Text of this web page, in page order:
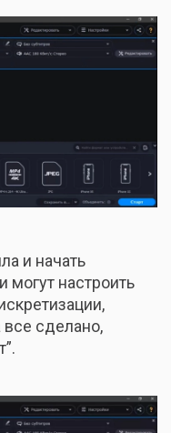
и начать
могут настроить
все сделано,